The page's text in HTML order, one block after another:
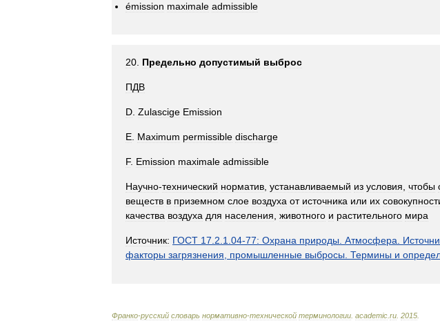
émission maximale admissible
20 Предельно допустимый выброс
ПДВ
D Zulascige Emission
Е Maximum permissible discharge
F. Emission maximale admissible
Научно-технический норматив устанавливаемый из условия чтобы
веществ в приземном слое воздуха от источника или их
качества воздуха для населения животного и растительного мира
Источник: ГОСТ 17 2 1 04-77: Охрана природы Атмосфера
факторы загрязнения промышленные выбросы Термины и
Франко-русский словарь нормативно-технической терминологии academic ru 2015